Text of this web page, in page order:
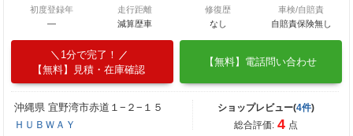
初度登録年
―
走行距離
減算歴車
修復歴
なし
車検/自賠責
自賠責保険無し
1分で完了！
【無料】見積・在庫確認
【無料】電話問い合わせ
沖縄県 宜野湾市赤道１−２−１５
ＨＵＢＷＡＹ
ショップレビュー(4件)
総合評価: 4 点